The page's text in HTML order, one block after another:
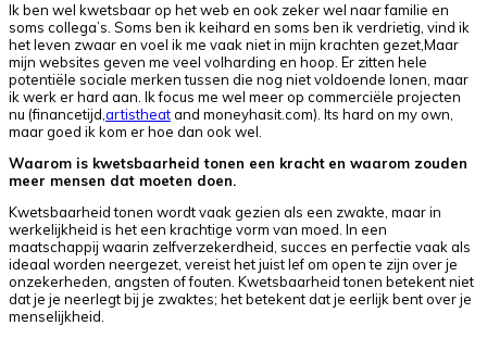
Ik ben wel kwetsbaar op het web en ook zeker wel naar familie en
soms collega’s. Soms ben ik keihard en soms ben ik verdrietig, vind ik
het leven zwaar en voel ik me vaak niet in mijn krachten gezet,Maar
mijn websites geven me veel volharding en hoop. Er zitten hele
potentiële sociale merken tussen die nog niet voldoende lonen, maar
ik werk er hard aan. Ik focus me wel meer op commerciële projecten
nu (financetijd,artistheatand moneyhasit.com). Its hard on my own,
maar goed ik kom er hoe dan ook wel.
Waarom is kwetsbaarheid tonen een kracht en waarom zouden
meer mensen dat moeten doen.
Kwetsbaarheid tonen wordt vaak gezien als een zwakte, maar in
werkelijkheid is het een krachtige vorm van moed. In een
maatschappij waarin zelfverzekerdheid, succes en perfectie vaak als
ideaal worden neergezet, vereist het juist lef om open te zijn over je
onzekerheden, angsten of fouten. Kwetsbaarheid tonen betekent niet
dat je je neerlegt bij je zwaktes; het betekent dat je eerlijk bent over je
menselijkheid.